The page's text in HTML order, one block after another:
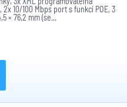
10/100 Mbps port s funkcí POE, 3
× 76,2 mm (se...